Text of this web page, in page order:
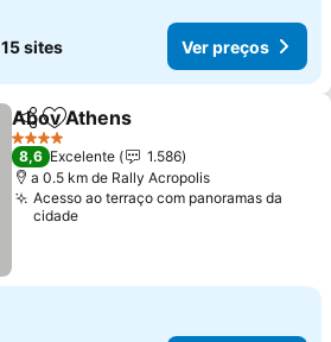
15 sites Ver preços
PartilharAdicionar aos favoritos
Abov Athens
4 Estrelas
8,6 Excelente
1.586
a 0.5 km de Rally Acropolis
Acesso ao terraço com panoramas da
cidade